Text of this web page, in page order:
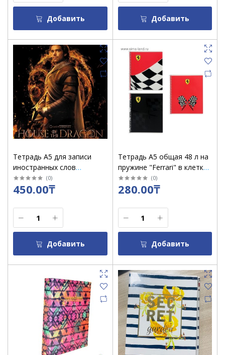
Добавить Добавить
Тетрадь А5 для записи
иностранных слов
"Путешествие" в линию, 32
л /67524
(0)
450.00₸
Добавить
Тетрадь А5 общая 48 л на
пружине "Ferrari" в клетку
FR29/5
(0)
280.00₸
Добавить